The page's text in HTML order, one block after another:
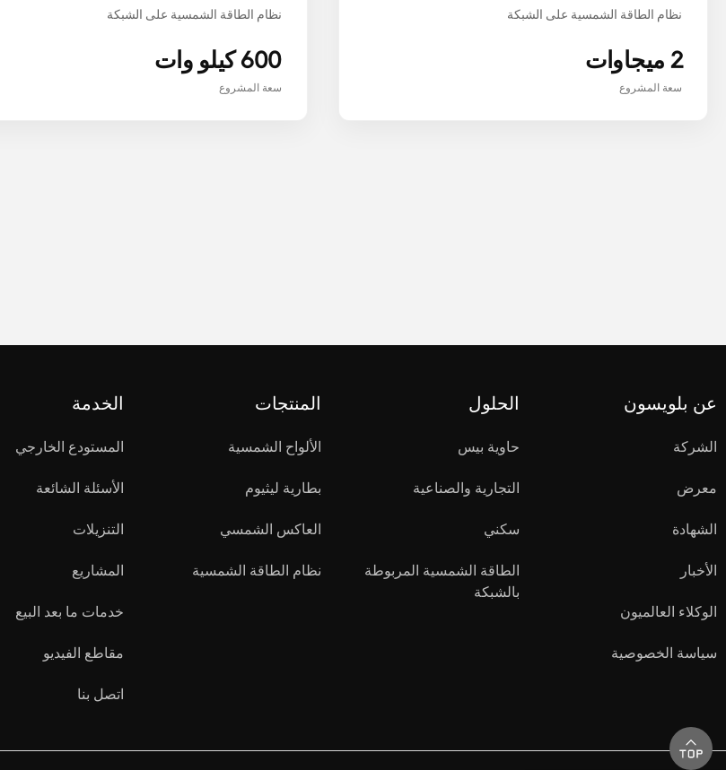
نظام الطاقة الشمسية على الشبكة
2 ميجاوات
سعة المشروع
نظام الطاقة الشمسية على الشبكة
600 كيلو وات
سعة المشروع
عن بلويسون
الشركة
معرض
الشهادة
الأخبار
الوكلاء العالميون
سياسة الخصوصية
الحلول
حاوية بيس
التجارية والصناعية
سكني
الطاقة الشمسية المربوطة
بالشبكة
المنتجات
الألواح الشمسية
بطارية ليثيوم
العاكس الشمسي
نظام الطاقة الشمسية
الخدمة
المستودع الخارجي
الأسئلة الشائعة
التنزيلات
المشاريع
خدمات ما بعد البيع
مقاطع الفيديو
اتصل بنا